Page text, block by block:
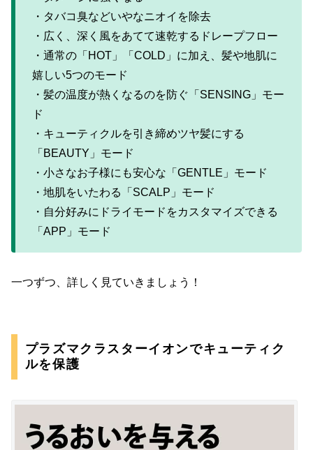
・タバコ臭などいやなニオイを除去
・広く、深く風をあてて速乾するドレープフロー
・通常の「HOT」「COLD」に加え、髪や地肌に
嬉しい5つのモード
・髪の温度が熱くなるのを防ぐ「SENSING」モー
ド
・キューティクルを引き締めツヤ髪にする
「BEAUTY」モード
・小さなお子様にも安心な「GENTLE」モード
・地肌をいたわる「SCALP」モード
・自分好みにドライモードをカスタマイズできる
「APP」モード
一つずつ、詳しく見ていきましょう！
プラズマクラスターイオンでキューティク
ルを保護